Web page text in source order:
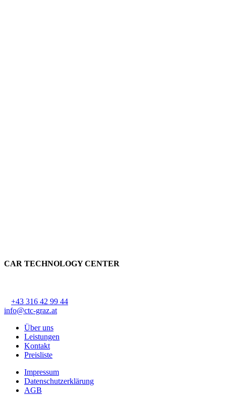
CAR TECHNOLOGY CENTER
+43 316 42 99 44
info@ctc-graz.at
Über uns
Leistungen
Kontakt
Preisliste
Impressum
Datenschutzerklärung
AGB